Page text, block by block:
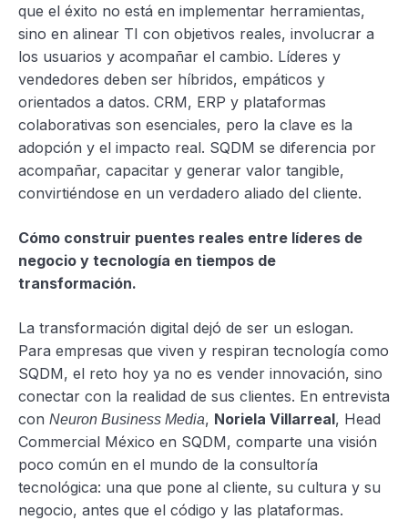
que el éxito no está en implementar herramientas,
sino en alinear TI con objetivos reales, involucrar a
los usuarios y acompañar el cambio. Líderes y
vendedores deben ser híbridos, empáticos y
orientados a datos. CRM, ERP y plataformas
colaborativas son esenciales, pero la clave es la
adopción y el impacto real. SQDM se diferencia por
acompañar, capacitar y generar valor tangible,
convirtiéndose en un verdadero aliado del cliente.
Cómo construir puentes reales entre líderes de
negocio y tecnología en tiempos de
transformación.
La transformación digital dejó de ser un eslogan.
Para empresas que viven y respiran tecnología como
SQDM, el reto hoy ya no es vender innovación, sino
conectar con la realidad de sus clientes. En entrevista
con Neuron Business Media, Noriela Villarreal, Head
Commercial México en SQDM, comparte una visión
poco común en el mundo de la consultoría
tecnológica: una que pone al cliente, su cultura y su
negocio, antes que el código y las plataformas.